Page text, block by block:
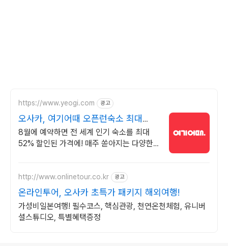
https://www.yeogi.com 광고
오사카, 여기어때 오픈런숙소 최대
81% 할인
8월에 예약하면 전 세계 인기 숙소를 최대
52% 할인된 가격에! 매주 쏟아지는 다양한
http://www.onlinetour.co.kr 광고
온라인투어, 오사카 초특가 패키지 해외여행!
가성비일본여행! 필수코스, 핵심관광, 천연온천체험, 유니버
셜스튜디오, 특별혜택증정